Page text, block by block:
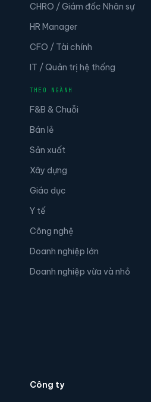
CHRO / Giám đốc Nhân sự
HR Manager
CFO / Tài chính
IT / Quản trị hệ thống
THEO NGÀNH
F&B & Chuỗi
Bán lẻ
Sản xuất
Xây dựng
Giáo dục
Y tế
Công nghệ
Doanh nghiệp lớn
Doanh nghiệp vừa và nhỏ
Công ty